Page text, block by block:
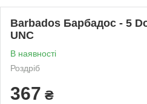
Barbados Барбадос - 5
UNC
В наявності
Роздріб
367 ₴